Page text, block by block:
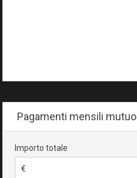
Pagamenti mensili mutuo
Importo totale